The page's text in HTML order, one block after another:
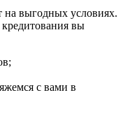
на выгодных условиях.
вы
с вами в